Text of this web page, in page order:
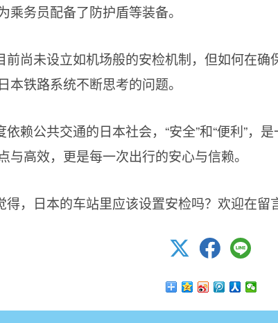
乘务员配备了防护盾等装备。
前尚未设立如机场般的安检机制，但如何在
本铁路系统不断思考的问题。
依赖公共交通的日本社会，“安全”和“便利”，
与高效，更是每一次出行的安心与信赖。
得，日本的车站里应该设置安检吗？欢迎在留